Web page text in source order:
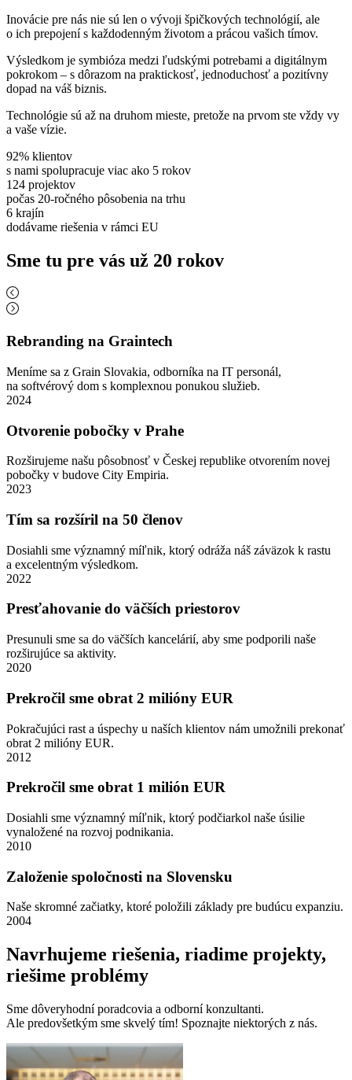
Inovácie pre nás nie sú len o vývoji špičkových technológií, ale
o ich prepojení s každodenným životom a prácou vašich tímov.
Výsledkom je symbióza medzi ľudskými potrebami a digitálnym
pokrokom – s dôrazom na praktickosť, jednoduchosť a pozitívny
dopad na váš biznis.
Technológie sú až na druhom mieste, pretože na prvom ste vždy vy
a vaše vízie.
92% klientov
s nami spolupracuje viac ako 5 rokov
124 projektov
počas 20-ročného pôsobenia na trhu
6 krajín
dodávame riešenia v rámci EU
Sme tu pre vás už 20 rokov
Rebranding na Graintech
Meníme sa z Grain Slovakia, odborníka na IT personál,
na softvérový dom s komplexnou ponukou služieb.
2024
Otvorenie pobočky v Prahe
Rozširujeme našu pôsobnosť v Českej republike otvorením novej
pobočky v budove City Empiria.
2023
Tím sa rozšíril na 50 členov
Dosiahli sme významný míľnik, ktorý odráža náš záväzok k rastu
a excelentným výsledkom.
2022
Presťahovanie do väčších priestorov
Presunuli sme sa do väčších kancelárií, aby sme podporili naše
rozširujúce sa aktivity.
2020
Prekročil sme obrat 2 milióny EUR
Pokračujúci rast a úspechy u naších klientov nám umožnili prekonať
obrat 2 milióny EUR.
2012
Prekročil sme obrat 1 milión EUR
Dosiahli sme významný míľnik, ktorý podčiarkol naše úsilie
vynaložené na rozvoj podnikania.
2010
Založenie spoločnosti na Slovensku
Naše skromné začiatky, ktoré položili základy pre budúcu expanziu.
2004
Navrhujeme riešenia, riadime projekty,
riešime problémy
Sme dôveryhodní poradcovia a odborní konzultanti.
Ale predovšetkým sme skvelý tím! Spoznajte niektorých z nás.